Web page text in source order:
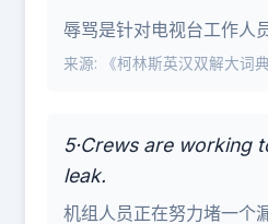
辱骂是针对电视台工作人
来源: 《柯林斯英汉双解大词典
5·Crews are working
leak.
机组人员正在努力堵一个